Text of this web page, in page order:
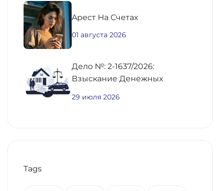
Aрест На Счетах
01 августа 2026
Дело №: 2-1637/2026:
Взыскание Денежных
29 июля 2026
Tags